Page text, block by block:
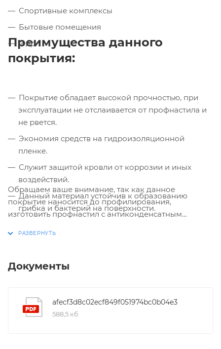
Спортивные комплексы
Бытовые помещения
и др.
Преимущества данного
покрытия:
Покрытие обладает высокой прочностью, при
эксплуатации не отслаивается от профнастила и
не рвется.
Экономия средств на гидроизоляционной
пленке.
Служит защитой кровли от коррозии и иных
воздействий.
Данный материал устойчив к образованию
грибка и бактерий на поверхности.
Обращаем ваше внимание, так как данное
покрытие наносится до профилирования,
изготовить профнастил с антиконденсатным
Документы
afecf3d8c02ecf849f051974bc0b04e3
588,5 кб